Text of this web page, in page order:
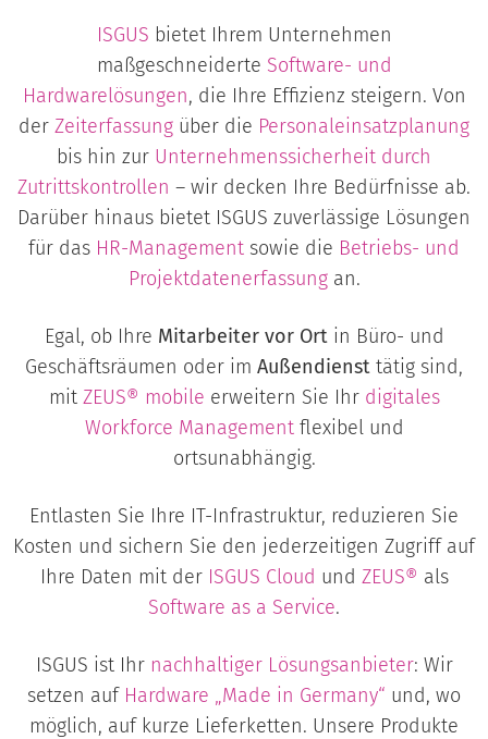
ISGUS bietet Ihrem Unternehmen
maßgeschneiderte Software- und
Hardwarelösungen, die Ihre Effizienz steigern. Von
der Zeiterfassung über die Personaleinsatzplanung
bis hin zur Unternehmenssicherheit durch
Zutrittskontrollen – wir decken Ihre Bedürfnisse ab.
Darüber hinaus bietet ISGUS zuverlässige Lösungen
für das HR-Management sowie die Betriebs- und
Projektdatenerfassungan.
Egal, ob Ihre Mitarbeiter vor Ortin Büro- und
Geschäftsräumen oder im Außendienst tätig sind,
mit ZEUS® mobile erweitern Sie Ihr digitales
Workforce Managementflexibel und
ortsunabhängig.
Entlasten Sie Ihre IT-Infrastruktur, reduzieren Sie
Kosten und sichern Sie den jederzeitigen Zugriff auf
Ihre Daten mit der ISGUS Cloud und ZEUS® als
Software as a Service.
ISGUS ist Ihr nachhaltiger Lösungsanbieter: Wir
setzen auf Hardware „Made in Germany“ und, wo
möglich, auf kurze Lieferketten. Unsere Produkte